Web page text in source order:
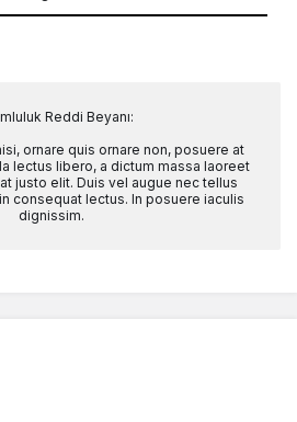
Reddi Beyanı:
ornare quis ornare non, posuere at
lectus libero, a dictum massa laoreet
justo elit. Duis vel augue nec tellus
consequat lectus. In posuere iaculis
dignissim.